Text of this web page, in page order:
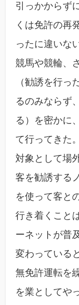
引っかからず
くは免許の再
ったに違いな
競馬や競輪、
（勧誘を行っ
るのみならず
る）を密かに
て行ってきた
対象として場
客を勧誘する
を使って客と
行き着くこと
ーネットが普
変わっている
無免許運転を
を業としてや